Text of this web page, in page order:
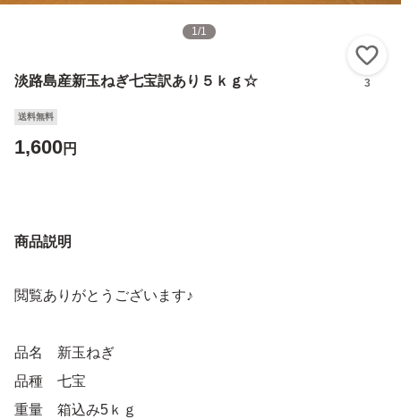
1/1
淡路島産新玉ねぎ七宝訳あり５ｋｇ☆ 3
送料無料
1,600円
商品説明
閲覧ありがとうございます♪
品名 新玉ねぎ
品種 七宝
重量 箱込み5ｋｇ